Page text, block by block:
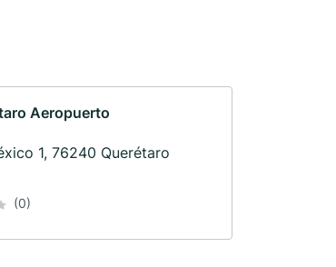
Aeropuerto
1, 76240 Querétaro
(0)